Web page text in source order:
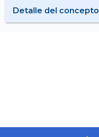
Detalle del concepto